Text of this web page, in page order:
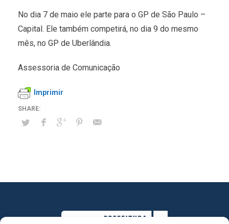
No dia 7 de maio ele parte para o GP de São Paulo –
Capital. Ele também competirá, no dia 9 do mesmo
mês, no GP de Uberlândia.
Assessoria de Comunicação
Imprimir